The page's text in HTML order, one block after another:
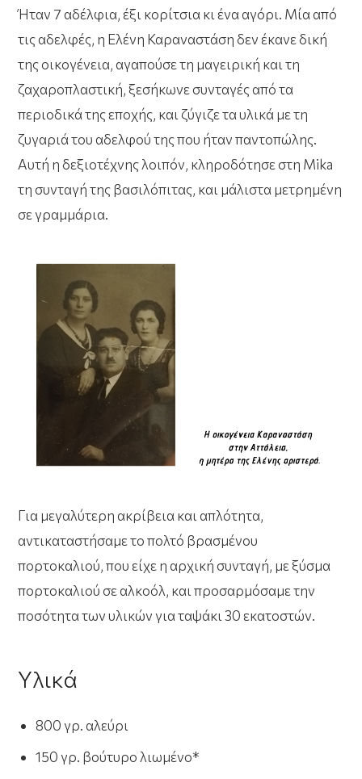
Ήταν 7 αδέλφια, έξι κορίτσια κι ένα αγόρι. Μία από
τις αδελφές, η Ελένη Καραναστάση δεν έκανε δική
της οικογένεια, αγαπούσε τη μαγειρική και τη
ζαχαροπλαστική, ξεσήκωνε συνταγές από τα
περιοδικά της εποχής, και ζύγιζε τα υλικά με τη
ζυγαριά του αδελφού της που ήταν παντοπώλης.
Αυτή η δεξιοτέχνης λοιπόν, κληροδότησε στη Mika
τη συνταγή της βασιλόπιτας, και μάλιστα μετρημένη
σε γραμμάρια.
Για μεγαλύτερη ακρίβεια και απλότητα,
αντικαταστήσαμε το πολτό βρασμένου
πορτοκαλιού, που είχε η αρχική συνταγή, με ξύσμα
πορτοκαλιού σε αλκοόλ, και προσαρμόσαμε την
ποσότητα των υλικών για ταψάκι 30 εκατοστών.
Υλικά
800 γρ. αλεύρι
150 γρ. βούτυρο λιωμένο*